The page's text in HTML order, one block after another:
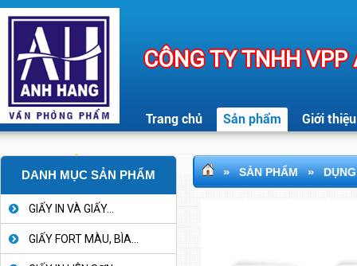
CÔNG TY TNHH
Trang chủ Sản phẩm Giới thiệu
DANH MỤC SẢN PHẨM
GIẤY IN VÀ GIẤY...
GIẤY FORT MÀU, BÌA...
» SẢN PHẨM »